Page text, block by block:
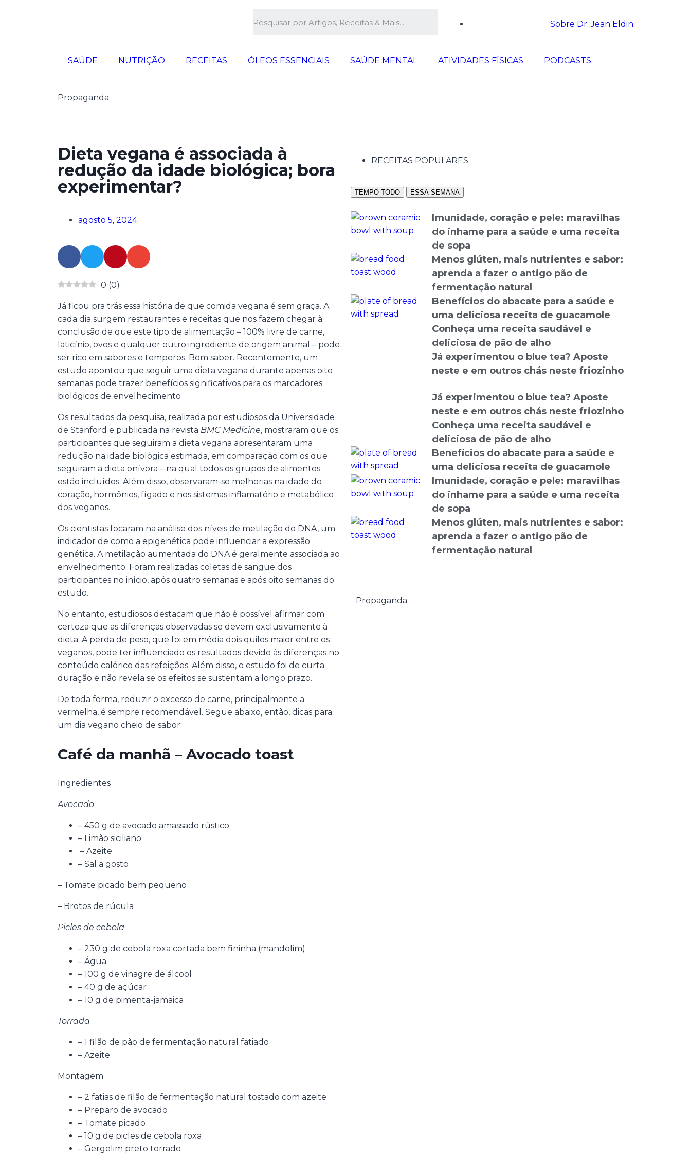
Sobre Dr. Jean Eldin
SAÚDE NUTRIÇÃO RECEITAS ÓLEOS ESSENCIAIS SAÚDE MENTAL ATIVIDADES FÍSICAS PODCASTS
Propaganda
Dieta vegana é associada à
redução da idade biológica; bora
experimentar?
agosto 5, 2024
0 (0)
Já ficou pra trás essa história de que comida vegana é sem graça. A
cada dia surgem restaurantes e receitas que nos fazem chegar à
conclusão de que este tipo de alimentação – 100% livre de carne,
laticínio, ovos e qualquer outro ingrediente de origem animal – pode
ser rico em sabores e temperos. Bom saber. Recentemente, um
estudo apontou que seguir uma dieta vegana durante apenas oito
semanas pode trazer benefícios significativos para os marcadores
biológicos de envelhecimento
Os resultados da pesquisa, realizada por estudiosos da Universidade
de Stanford e publicada na revista BMC Medicine, mostraram que os
participantes que seguiram a dieta vegana apresentaram uma
redução na idade biológica estimada, em comparação com os que
seguiram a dieta onívora – na qual todos os grupos de alimentos
estão incluídos. Além disso, observaram-se melhorias na idade do
coração, hormônios, fígado e nos sistemas inflamatório e metabólico
dos veganos.
Os cientistas focaram na análise dos níveis de metilação do DNA, um
indicador de como a epigenética pode influenciar a expressão
genética. A metilação aumentada do DNA é geralmente associada ao
envelhecimento. Foram realizadas coletas de sangue dos
participantes no início, após quatro semanas e após oito semanas do
estudo.
No entanto, estudiosos destacam que não é possível afirmar com
certeza que as diferenças observadas se devem exclusivamente à
dieta. A perda de peso, que foi em média dois quilos maior entre os
veganos, pode ter influenciado os resultados devido às diferenças no
conteúdo calórico das refeições. Além disso, o estudo foi de curta
duração e não revela se os efeitos se sustentam a longo prazo.
De toda forma, reduzir o excesso de carne, principalmente a
vermelha, é sempre recomendável. Segue abaixo, então, dicas para
um dia vegano cheio de sabor:
Café da manhã – Avocado toast
Ingredientes
Avocado
– 450 g de avocado amassado rústico
– Limão siciliano
– Azeite
– Sal a gosto
– Tomate picado bem pequeno
– Brotos de rúcula
Picles de cebola
– 230 g de cebola roxa cortada bem fininha (mandolim)
– Água
– 100 g de vinagre de álcool
– 40 g de açúcar
– 10 g de pimenta-jamaica
Torrada
– 1 filão de pão de fermentação natural fatiado
– Azeite
Montagem
– 2 fatias de filão de fermentação natural tostado com azeite
– Preparo de avocado
– Tomate picado
– 10 g de picles de cebola roxa
– Gergelim preto torrado
RECEITAS POPULARES
TEMPO TODO ESSA SEMANA
Imunidade, coração e pele: maravilhas
do inhame para a saúde e uma receita
de sopa
Menos glúten, mais nutrientes e sabor:
aprenda a fazer o antigo pão de
fermentação natural
Benefícios do abacate para a saúde e
uma deliciosa receita de guacamole
Conheça uma receita saudável e
deliciosa de pão de alho
Já experimentou o blue tea? Aposte
neste e em outros chás neste friozinho
Já experimentou o blue tea? Aposte
neste e em outros chás neste friozinho
Conheça uma receita saudável e
deliciosa de pão de alho
Benefícios do abacate para a saúde e
uma deliciosa receita de guacamole
Imunidade, coração e pele: maravilhas
do inhame para a saúde e uma receita
de sopa
Menos glúten, mais nutrientes e sabor:
aprenda a fazer o antigo pão de
fermentação natural
Propaganda